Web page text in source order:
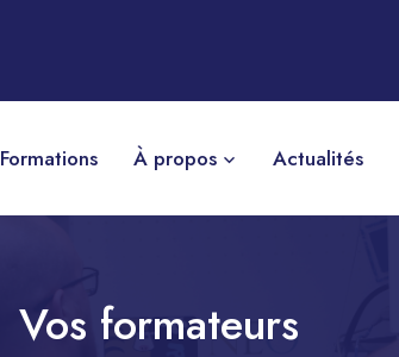
Formations À propos Actualités
Vos formateurs